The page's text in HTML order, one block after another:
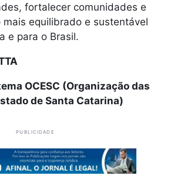
fortalecer comunidades e
equilibrado e sustentável
e para o Brasil.
OCESC (Organização das
de Santa Catarina)
PUBLICIDADE